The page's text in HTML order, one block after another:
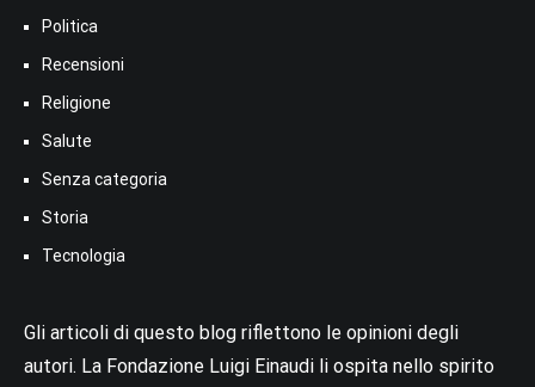
Politica
Recensioni
Religione
Salute
Senza categoria
Storia
Tecnologia
Gli articoli di questo blog riflettono le opinioni degli
autori. La Fondazione Luigi Einaudi li ospita nello spirito